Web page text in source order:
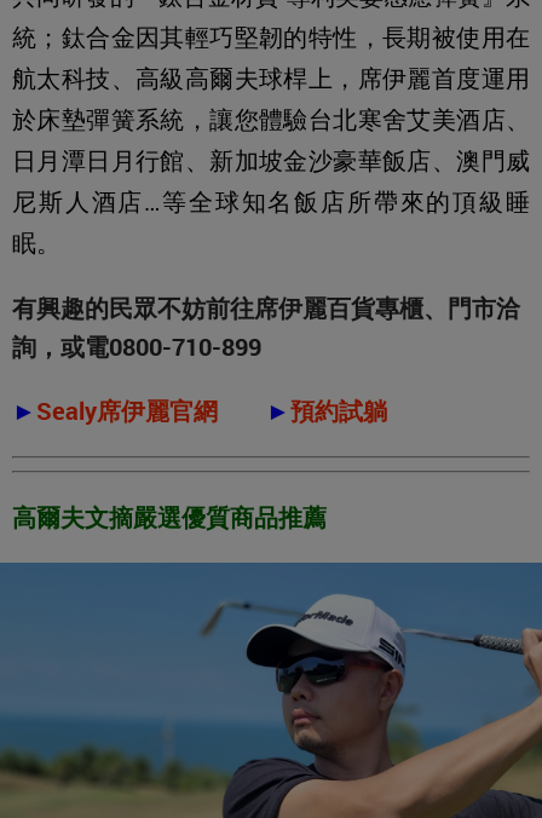
統；鈦合金因其輕巧堅韌的特性，長期被使用在
航太科技、高級高爾夫球桿上，席伊麗首度運用
於床墊彈簧系統，讓您體驗台北寒舍艾美酒店、
日月潭日月行館、新加坡金沙豪華飯店、澳門威
尼斯人酒店…等全球知名飯店所帶來的頂級睡
眠。
有興趣的民眾不妨前往席伊麗百貨專櫃、門市洽
詢，或電0800-710-899
►Sealy席伊麗官網 ►預約試躺
高爾夫文摘嚴選優質商品推薦